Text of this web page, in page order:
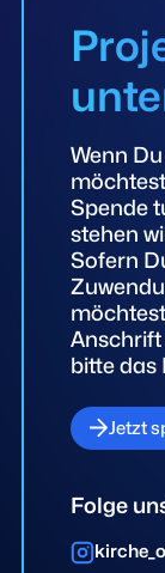
Wenn
Spende
stehen
Sofern
Anschrift
bitte das
Jetzt
Folge